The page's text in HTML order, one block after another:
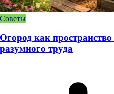
Советы
Огород как
разумного труда